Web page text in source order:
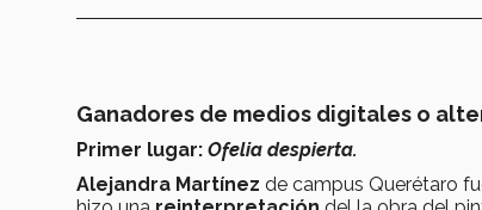
Ganadores de medios digitales o
Primer lugar: Ofelia despierta.
Alejandra Martínez de campus Querétaro